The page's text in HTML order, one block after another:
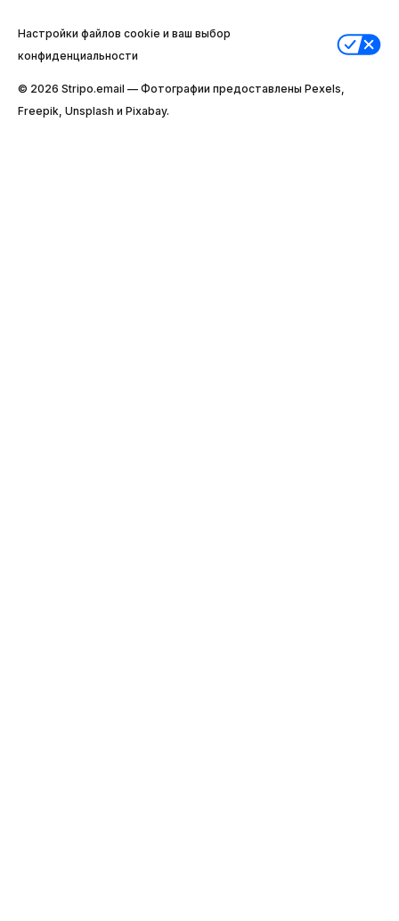
Настройки файлов cookie и ваш выбор
конфиденциальности
© 2026 Stripо.email — Фотографии предоставлены Pexels,
Freepik, Unsplash и Pixabay.